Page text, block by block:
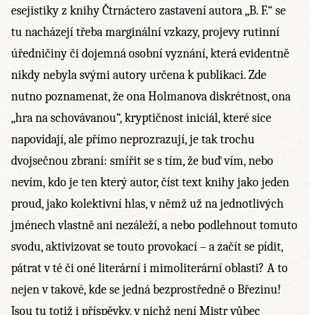
esejistiky z knihy Čtrnáctero zastavení autora „B. F.“ se
tu nacházejí třeba marginální vzkazy, projevy rutinní
úředničiny či dojemná osobní vyznání, která evidentně
nikdy nebyla svými autory určena k publikaci. Zde
nutno poznamenat, že ona Holmanova diskrétnost, ona
„hra na schovávanou“, kryptičnost iniciál, které sice
napovídají, ale přímo neprozrazují, je tak trochu
dvojsečnou zbraní: smířit se s tím, že buď vím, nebo
nevím, kdo je ten který autor, číst text knihy jako jeden
proud, jako kolektivní hlas, v němž už na jednotlivých
jménech vlastně ani nezáleží, a nebo podlehnout tomuto
svodu, aktivizovat se touto provokací – a začít se pídit,
pátrat v té či oné literární i mimoliterární oblasti? A to
nejen v takové, kde se jedná bezprostředně o Březinu!
Jsou tu totiž i příspěvky, v nichž není Mistr vůbec